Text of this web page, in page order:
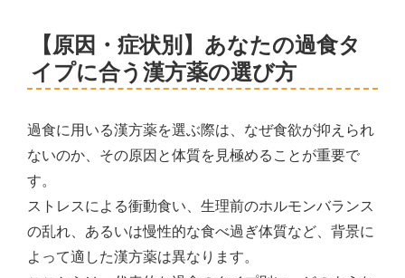
【原因・症状別】あなたの過食タ
イプに合う漢方薬の選び方
過食に用いる漢方薬を選ぶ際は、なぜ食欲が抑えられ
ないのか、その原因と体質を見極めることが重要で
す。
ストレスによる衝動食い、生理前のホルモンバランス
の乱れ、あるいは慢性的な食べ過ぎ体質など、背景に
よって適した漢方薬は異なります。